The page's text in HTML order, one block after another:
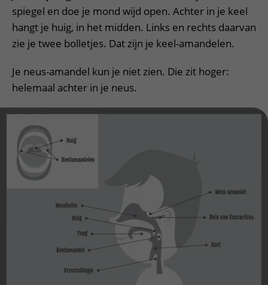
spiegel en doe je mond wijd open. Achter in je keel
hangt je huig, in het midden. Links en rechts daarvan
zie je twee bolletjes. Dat zijn je keel-amandelen.
Je neus-amandel kun je niet zien. Die zit hoger:
helemaal achter in je neus.